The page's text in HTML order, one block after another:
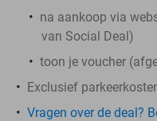
na aankoop via
van Social Deal)
toon je voucher
Exclusief
Vragen over de deal?